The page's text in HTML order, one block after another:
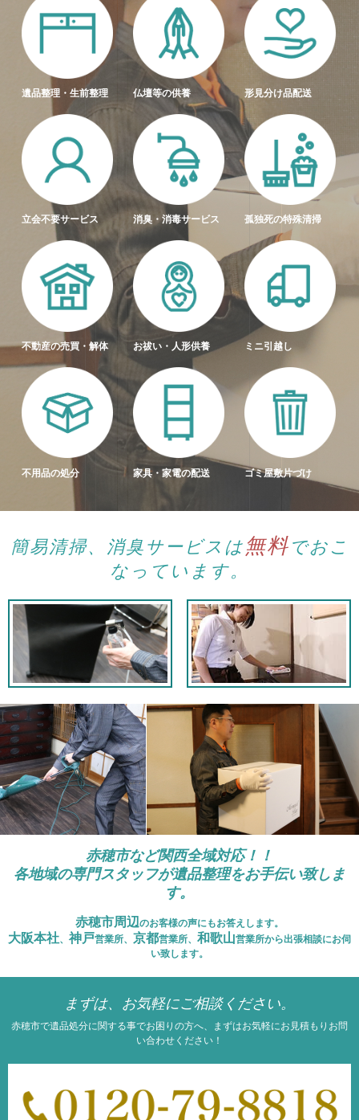
遺品整理・生前整理 仏壇等の供養 形見分け品配送
立会不要サービス 消臭・消毒サービス 孤独死の特殊清掃
不動産の売買・解体 お祓い・人形供養 ミニ引越し
不用品の処分 家具・家電の配送 ゴミ屋敷片づけ
簡易清掃、消臭サービスは 無料 でおこ
なっています。
赤穂市など関西全域対応！！
各地域の専門スタッフが遺品整理をお手伝い致しま
す。
赤穂市周辺のお客様の声にもお答えします。
大阪本社、 神戸営業所、 京都営業所、 和歌山営業所から出張相談にお伺
い致します。
まずは、お気軽にご相談ください。
赤穂市で遺品処分に関する事でお困りの方へ、まずはお気軽にお見積もりお問
い合わせください！